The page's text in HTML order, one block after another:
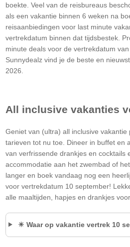
boekte. Veel van de reisbureaus
als een vakantie binnen 6 weken na
reisaanbiedingen voor last minute
vertrekdatum binnen dat tijdsbestek.
minute deals voor de vertrekdatum
Sunnydealz vind je de beste en
2026.
All inclusive vakanties
Geniet van (ultra) all inclusive vakantie
tarieven tot nu toe. Dineer in buffet en
van verfrissende drankjes en cocktails
accommodatie aan het zwembad of
langer en boek vandaag nog een
voor vertrekdatum 10 september!
alle maaltijden, hapjes en drankjes
☀ Waar op vakantie vertrek 10